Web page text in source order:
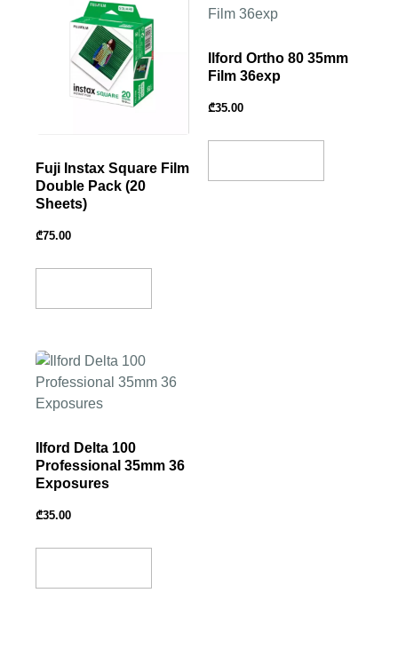
Fuji Instax Square Film
Double Pack (20
Sheets)
₾75.00
Ilford Ortho 80 35mm
Film 36exp
₾35.00
Ilford Delta 100
Professional 35mm 36
Exposures
₾35.00